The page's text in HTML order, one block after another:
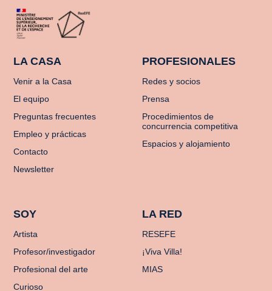
LA CASA
Venir a la Casa
El equipo
Preguntas frecuentes
Empleo y prácticas
Contacto
Newsletter
PROFESIONALES
Redes y socios
Prensa
Procedimientos de
concurrencia competitiva
Espacios y alojamiento
SOY
Artista
Profesor/investigador
Profesional del arte
Curioso
LA RED
RESEFE
¡Viva Villa!
MIAS